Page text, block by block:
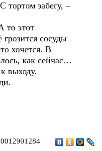
забегу, –
этот
сосуды
хочется. В
как сейчас…
выходу.